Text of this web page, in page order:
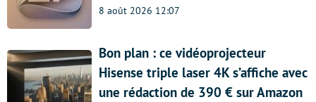
8 août 2026 12:07
Bon plan : ce vidéoprojecteur
Hisense triple laser 4K s’affiche avec
une rédaction de 390 € sur Amazon